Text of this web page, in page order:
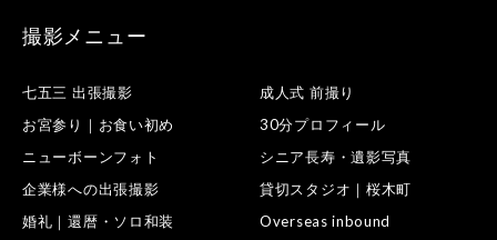
撮影メニュー
七五三 出張撮影
成人式 前撮り
お宮参り｜お食い初め
30分プロフィール
ニューボーンフォト
シニア長寿・遺影写真
企業様への出張撮影
貸切スタジオ｜桜木町
婚礼｜還暦・ソロ和装
Overseas inbound